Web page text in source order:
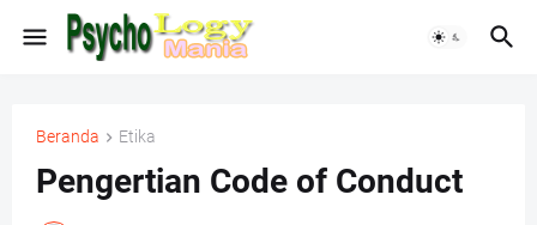
Beranda Etika
Pengertian Code of Conduct